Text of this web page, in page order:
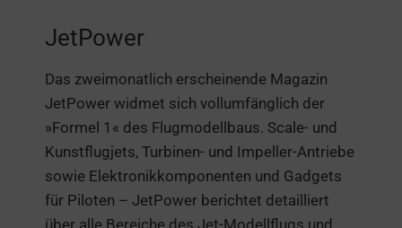
JetPower
Das zweimonatlich erscheinende Magazin
JetPower widmet sich vollumfänglich der
»Formel 1« des Flugmodellbaus. Scale- und
Kunstflugjets, Turbinen- und Impeller-Antriebe
sowie Elektronikkomponenten und Gadgets
für Piloten – JetPower berichtet detailliert
über alle Bereiche des Jet-Modellflugs und